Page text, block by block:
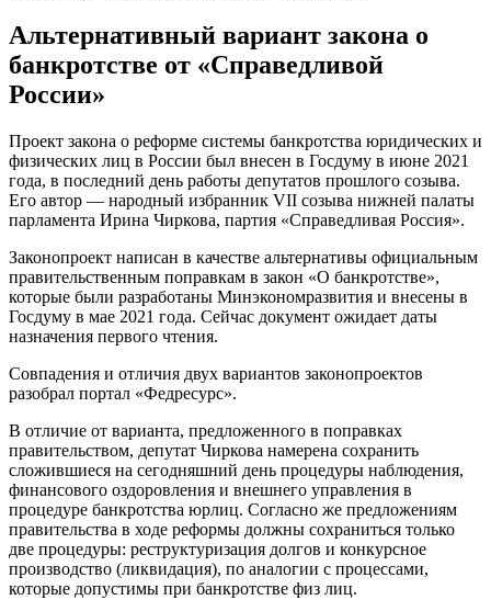
Альтернативный вариант закона о
банкротстве от «Справедливой
России»
Проект закона о реформе системы банкротства юридических и
физических лиц в России был внесен в Госдуму в июне 2021
года, в последний день работы депутатов прошлого созыва.
Его автор — народный избранник VII созыва нижней палаты
парламента Ирина Чиркова, партия «Справедливая Россия».
Законопроект написан в качестве альтернативы официальным
правительственным поправкам в закон «О банкротстве»,
которые были разработаны Минэкономразвития и внесены в
Госдуму в мае 2021 года. Сейчас документ ожидает даты
назначения первого чтения.
Совпадения и отличия двух вариантов законопроектов
разобрал портал «Федресурс».
В отличие от варианта, предложенного в поправках
правительством, депутат Чиркова намерена сохранить
сложившиеся на сегодняшний день процедуры наблюдения,
финансового оздоровления и внешнего управления в
процедуре банкротства юрлиц. Согласно же предложениям
правительства в ходе реформы должны сохраниться только
две процедуры: реструктуризация долгов и конкурсное
производство (ликвидация), по аналогии с процессами,
которые допустимы при банкротстве физ лиц.